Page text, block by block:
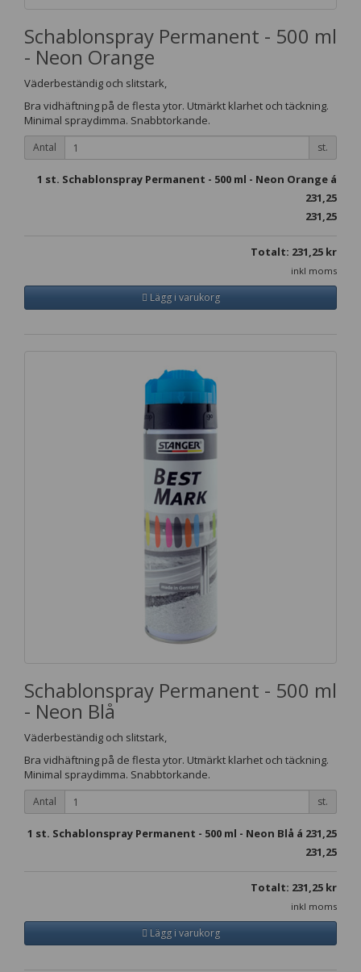
Schablonspray Permanent - 500 ml
- Neon Orange
Väderbeständig och slitstark,
Bra vidhäftning på de flesta ytor. Utmärkt klarhet och täckning.
Minimal spraydimma. Snabbtorkande.
Antal st.
1 st. Schablonspray Permanent - 500 ml - Neon Orange á
231,25
231,25
Totalt: 231,25 kr
inkl moms
Lägg i varukorg
Schablonspray Permanent - 500 ml
- Neon Blå
Väderbeständig och slitstark,
Bra vidhäftning på de flesta ytor. Utmärkt klarhet och täckning.
Minimal spraydimma. Snabbtorkande.
Antal st.
1 st. Schablonspray Permanent - 500 ml - Neon Blå á 231,25
231,25
Totalt: 231,25 kr
inkl moms
Lägg i varukorg